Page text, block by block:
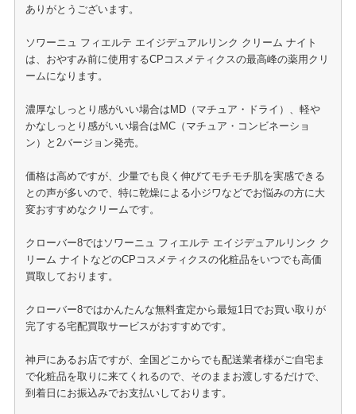
ありがとうございます。
ソワーニュ フィエルテ エイジデュアルリンク クリーム ナイト
は、おやすみ前に使用するCPコスメティクスの最高峰の薬用クリ
ームになります。
濃厚なしっとり感がいい場合はMD（マチュア・ドライ）、軽や
かなしっとり感がいい場合はMC（マチュア・コンビネーショ
ン）と2バージョン発売。
価格は高めですが、少量でも良く伸びてモチモチ肌を実感できる
との声が多いので、特に乾燥による小ジワなどでお悩みの方に大
変おすすめなクリームです。
クローバー8ではソワーニュ フィエルテ エイジデュアルリンク ク
リーム ナイトなどのCPコスメティクスの化粧品をいつでも高価
買取しております。
クローバー8ではかんたんな無料査定から最短1日でお買い取りが
完了する宅配買取サービスがおすすめです。
神戸にあるお店ですが、全国どこからでも配送業者様がご自宅ま
で化粧品を取りに来てくれるので、そのままお渡しするだけで、
到着日にお振込みでお支払いしております。